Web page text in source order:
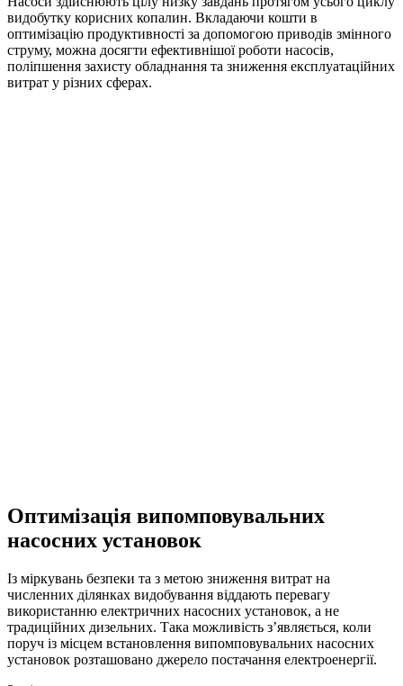
видобутку корисних копалин. Вкладаючи кошти в
оптимізацію продуктивності за допомогою приводів змінного
струму, можна досягти ефективнішої роботи насосів,
поліпшення захисту обладнання та зниження експлуатаційних
витрат у різних сферах.
Оптимізація випомповувальних
насосних установок
Із міркувань безпеки та з метою зниження витрат на
численних ділянках видобування віддають перевагу
використанню електричних насосних установок, а не
традиційних дизельних. Така можливість з’являється, коли
поруч із місцем встановлення випомповувальних насосних
установок розташовано джерело постачання електроенергії.